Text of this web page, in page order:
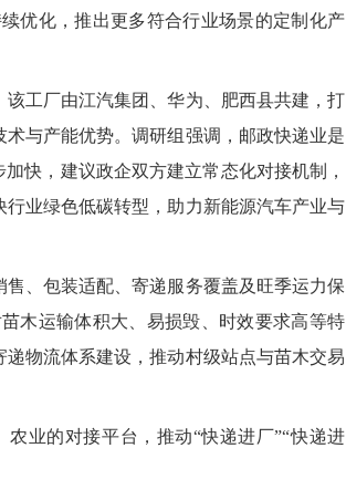
优化，推出更多符合行业场景的定制化产
工厂由江汽集团、华为、肥西县共建，打
与产能优势。调研组强调，邮政快递业是
快，建议政企双方建立常态化对接机制，
业绿色低碳转型，助力新能源汽车产业与
、包装适配、寄递服务覆盖及旺季运力保
木运输体积大、易损毁、时效要求高等特
物流体系建设，推动村级站点与苗木交易
业的对接平台，推动“快递进厂”“快递进